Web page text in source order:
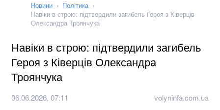
Новини
Політика
Навіки в строю: підтвердили загибель Героя з Ківерців
Олександра Троянчука
Навіки в строю: підтвердили загибель
Героя з Ківерців Олександра
Троянчука
06.06.2026, 07:11 volyninfa.com.ua